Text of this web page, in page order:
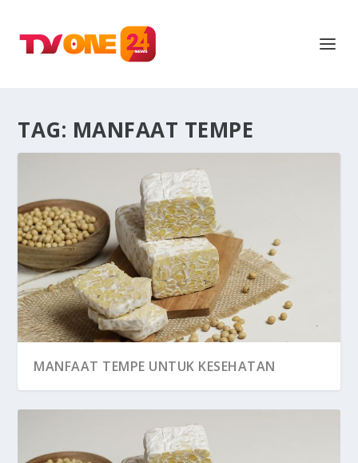
TAG: MANFAAT TEMPE
MANFAAT TEMPE UNTUK KESEHATAN